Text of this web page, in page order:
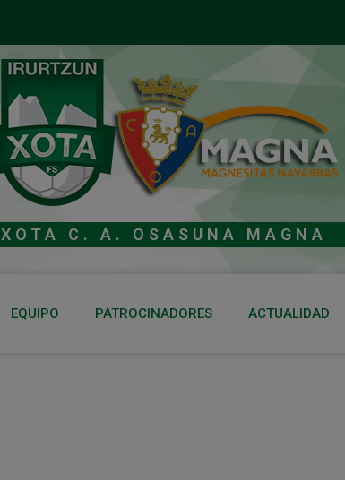
XOTA C. A. OSASUNA MAGNA
EQUIPO PATROCINADORES ACTUALIDAD